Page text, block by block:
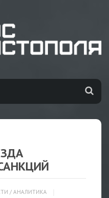
/ АНАЛИТИКА